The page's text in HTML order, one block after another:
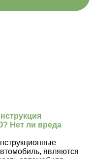
Нет ли вреда
являются